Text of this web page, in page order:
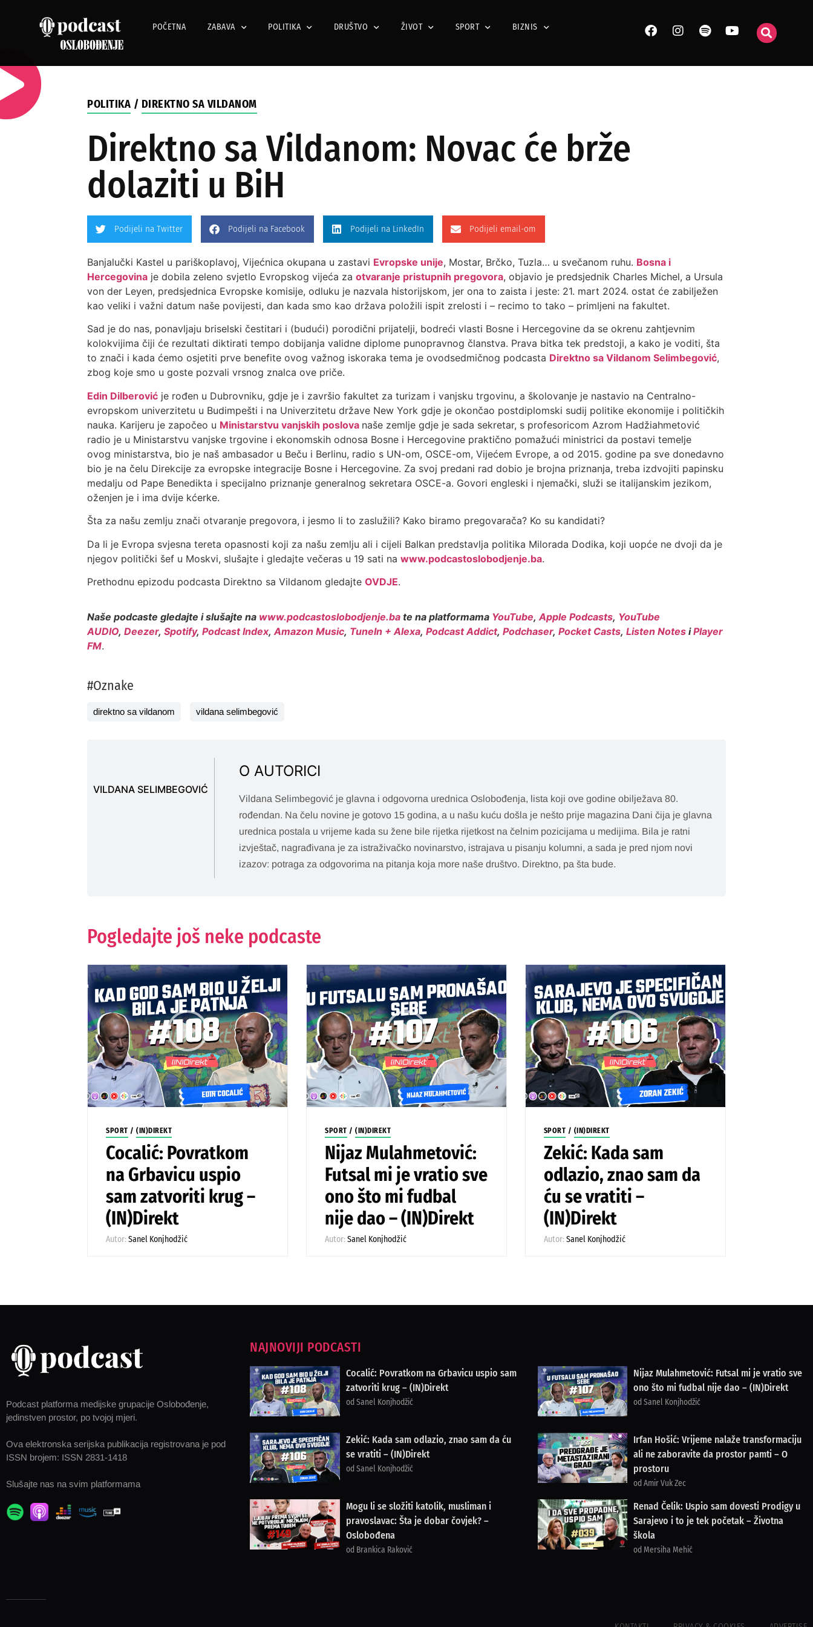
POČETNA ZABAVA POLITIKA DRUŠTVO ŽIVOT SPORT BIZNIS
POLITIKA / DIREKTNO SA VILDANOM
Direktno sa Vildanom: Novac će brže
dolaziti u BiH
Podijeli na Twitter Podijeli na Facebook Podijeli na LinkedIn Podijeli email-om
Banjalučki Kastel u pariškoplavoj, Vijećnica okupana u zastavi Evropske unije, Mostar, Brčko, Tuzla… u svečanom ruhu. Bosna i
Hercegovina je dobila zeleno svjetlo Evropskog vijeća zaotvaranje pristupnih pregovora, objavio je predsjednik Charles Michel, a Ursula
von der Leyen, predsjednica Evropske komisije, odluku je nazvala historijskom, jer ona to zaista i jeste: 21. mart 2024. ostat će zabilježen
kao veliki i važni datum naše povijesti, dan kada smo kao država položili ispit zrelosti i – recimo to tako – primljeni na fakultet.
Sad je do nas, ponavljaju briselski čestitari i (budući) porodični prijatelji, bodreći vlasti Bosne i Hercegovine da se okrenu zahtjevnim
kolokvijima čiji će rezultati diktirati tempo dobijanja validne diplome punopravnog članstva. Prava bitka tek predstoji, a kako je voditi, šta
to znači i kada ćemo osjetiti prve benefite ovog važnog iskoraka tema je ovodsedmičnog podcasta Direktno sa Vildanom Selimbegović,
zbog koje smo u goste pozvali vrsnog znalca ove priče.
Edin Dilberović je rođen u Dubrovniku, gdje je i završio fakultet za turizam i vanjsku trgovinu, a školovanje je nastavio na Centralno-
evropskom univerzitetu u Budimpešti i na Univerzitetu države New York gdje je okončao postdiplomski sudij politike ekonomije i političkih
nauka. Karijeru je započeo u Ministarstvu vanjskih poslova naše zemlje gdje je sada sekretar, s profesoricom Azrom Hadžiahmetović
radio je u Ministarstvu vanjske trgovine i ekonomskih odnosa Bosne i Hercegovine praktično pomažući ministrici da postavi temelje
ovog ministarstva, bio je naš ambasador u Beču i Berlinu, radio s UN-om, OSCE-om, Vijećem Evrope, a od 2015. godine pa sve donedavno
bio je na čelu Direkcije za evropske integracije Bosne i Hercegovine. Za svoj predani rad dobio je brojna priznanja, treba izdvojiti papinsku
medalju od Pape Benedikta i specijalno priznanje generalnog sekretara OSCE-a. Govori engleski i njemački, služi se italijanskim jezikom,
oženjen je i ima dvije kćerke.
Šta za našu zemlju znači otvaranje pregovora, i jesmo li to zaslužili? Kako biramo pregovarača? Ko su kandidati?
Da li je Evropa svjesna tereta opasnosti koji za našu zemlju ali i cijeli Balkan predstavlja politika Milorada Dodika, koji uopće ne dvoji da je
njegov politički šef u Moskvi, slušajte i gledajte večeras u 19 sati nawww.podcastoslobodjenje.ba.
Prethodnu epizodu podcasta Direktno sa Vildanom gledajteOVDJE.
Naše podcaste gledajte i slušajte na www.podcastoslobodjenje.bate na platformama YouTube,Apple Podcasts, YouTube
AUDIO,Deezer,Spotify,Podcast Index,Amazon Music, TuneIn + Alexa,Podcast Addict,Podchaser,Pocket Casts,Listen Notes iPlayer
FM.
#Oznake
direktno sa vildanom vildana selimbegović
VILDANA SELIMBEGOVIĆ
O AUTORICI
Vildana Selimbegović je glavna i odgovorna urednica Oslobođenja, lista koji ove godine obilježava 80.
rođendan. Na čelu novine je gotovo 15 godina, a u našu kuću došla je nešto prije magazina Dani čija je glavna
urednica postala u vrijeme kada su žene bile rijetka rijetkost na čelnim pozicijama u medijima. Bila je ratni
izvještač, nagrađivana je za istraživačko novinarstvo, istrajava u pisanju kolumni, a sada je pred njom novi
izazov: potraga za odgovorima na pitanja koja more naše društvo. Direktno, pa šta bude.
Pogledajte još neke podcaste
SPORT /(IN)DIREKT
Cocalić: Povratkom
na Grbavicu uspio
sam zatvoriti krug –
(IN)Direkt
Autor:Sanel Konjhodžić
SPORT /(IN)DIREKT
Nijaz Mulahmetović:
Futsal mi je vratio sve
ono što mi fudbal
nije dao – (IN)Direkt
Autor:Sanel Konjhodžić
SPORT / (IN)DIREKT
Zekić: Kada sam
odlazio, znao sam da
ću se vratiti –
(IN)Direkt
Autor: Sanel Konjhodžić
Podcast platforma medijske grupacije Oslobođenje,
jedinstven prostor, po tvojoj mjeri.
Ova elektronska serijska publikacija registrovana je pod
ISSN brojem: ISSN 2831-1418
Slušajte nas na svim platformama
NAJNOVIJI PODCASTI
Cocalić: Povratkom na Grbavicu uspio sam
zatvoriti krug – (IN)Direkt
od Sanel Konjhodžić
Nijaz Mulahmetović: Futsal mi je vratio sve
ono što mi fudbal nije dao – (IN)Direkt
od Sanel Konjhodžić
Zekić: Kada sam odlazio, znao sam da ću
se vratiti – (IN)Direkt
od Sanel Konjhodžić
Irfan Hošić: Vrijeme nalaže transformaciju
ali ne zaboravite da prostor pamti – O
prostoru
od Amir Vuk Zec
Mogu li se složiti katolik, musliman i
pravoslavac: Šta je dobar čovjek? –
Oslobođena
od Brankica Raković
Renad Čelik: Uspio sam dovesti Prodigy u
Sarajevo i to je tek početak – Životna
škola
od Mersiha Mehić